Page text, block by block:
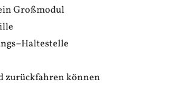
Großmodul
zurückfahren können